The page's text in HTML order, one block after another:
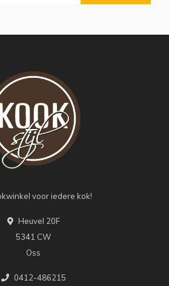
voor iedere kok!
Heuvel 20F
5341 CW
Oss
0412-486215